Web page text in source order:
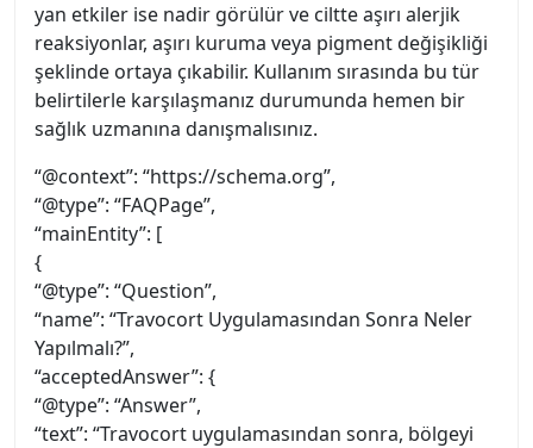
yan etkiler ise nadir görülür ve ciltte aşırı alerjik
reaksiyonlar, aşırı kuruma veya pigment değişikliği
şeklinde ortaya çıkabilir. Kullanım sırasında bu tür
belirtilerle karşılaşmanız durumunda hemen bir
sağlık uzmanına danışmalısınız.
“@context”: “https://schema.org”,
“@type”: “FAQPage”,
“mainEntity”: [
{
“@type”: “Question”,
“name”: “Travocort Uygulamasından Sonra Neler
Yapılmalı?”,
“acceptedAnswer”: {
“@type”: “Answer”,
“text”: “Travocort uygulamasından sonra, bölgeyi